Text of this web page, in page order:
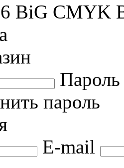
BiG CMYK
Пароль
пароль
E-mail